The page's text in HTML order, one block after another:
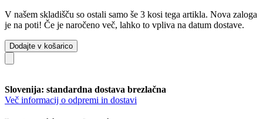
V našem skladišču so ostali samo še 3 kosi tega artikla. Nova zaloga
je na poti! Če je naročeno več, lahko to vpliva na datum dostave.
Dodajte v košarico
Slovenija: standardna dostava brezlačna
Več informacij o odpremi in dostavi